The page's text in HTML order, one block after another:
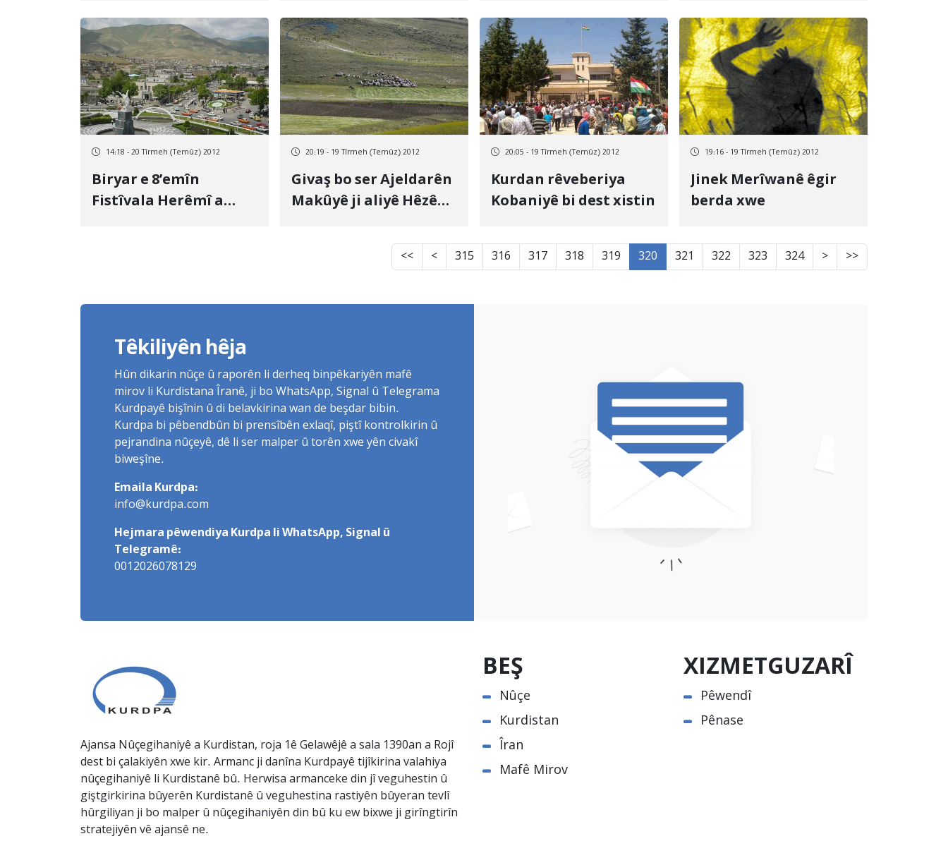
meşa piştgirî ji Kebûd
Vend li darxist
hat bijartin
gireva birçîbûnê
bigirin.
14:18 - 20 Tîrmeh (Temûz) 2012
Biryar e 8’emîn
Fistîvala Herêmî a
20:19 - 19 Tîrmeh (Temûz) 2012
Givaş bo ser Ajeldarên
Makûyê ji aliyê Hêzên
20:05 - 19 Tîrmeh (Temûz) 2012
Kurdan rêveberiya
Kobaniyê bi dest xistin
19:16 - 19 Tîrmeh (Temûz) 2012
Jinek Merîwanê êgir
berda xwe
<< < 315 316 317 318 319 320 321 322 323 324 > >>
Têkiliyên hêja
Hûn dikarin nûçe û raporên li derheq binpêkariyên mafê
mirov li Kurdistana Îranê, ji bo WhatsApp, Signal û Telegrama
Kurdpayê bişînin û di belavkirina wan de beşdar bibin.
Kurdpa bi pêbendbûn bi prensîbên exlaqî, piştî kontrolkirin û
pejrandina nûçeyê, dê li ser malper û torên xwe yên civakî
biweşîne.
Emaila Kurdpa:
info@kurdpa.com
Hejmara pêwendiya Kurdpa li WhatsApp, Signal û
Telegramê:
0012026078129
Ajansa Nûçegihaniyê a Kurdistan, roja 1ê Gelawêjê a sala 1390an a Rojî
dest bi çalakiyên xwe kir. Armanc ji danîna Kurdpayê tijîkirina valahiya
nûçegihaniyê li Kurdistanê bû. Herwisa armanceke din jî veguhestin û
giştgirkirina bûyerên Kurdistanê û veguhestina rastiyên bûyeran tevlî
hûrgiliyan ji bo malper û nûçegihaniyên din bû ku ew bixwe ji girîngtirîn
stratejiyên vê ajansê ne.
BEŞ
Nûçe
Kurdistan
Îran
Mafê Mirov
XIZMETGUZARÎ
Pêwendî
Pênase